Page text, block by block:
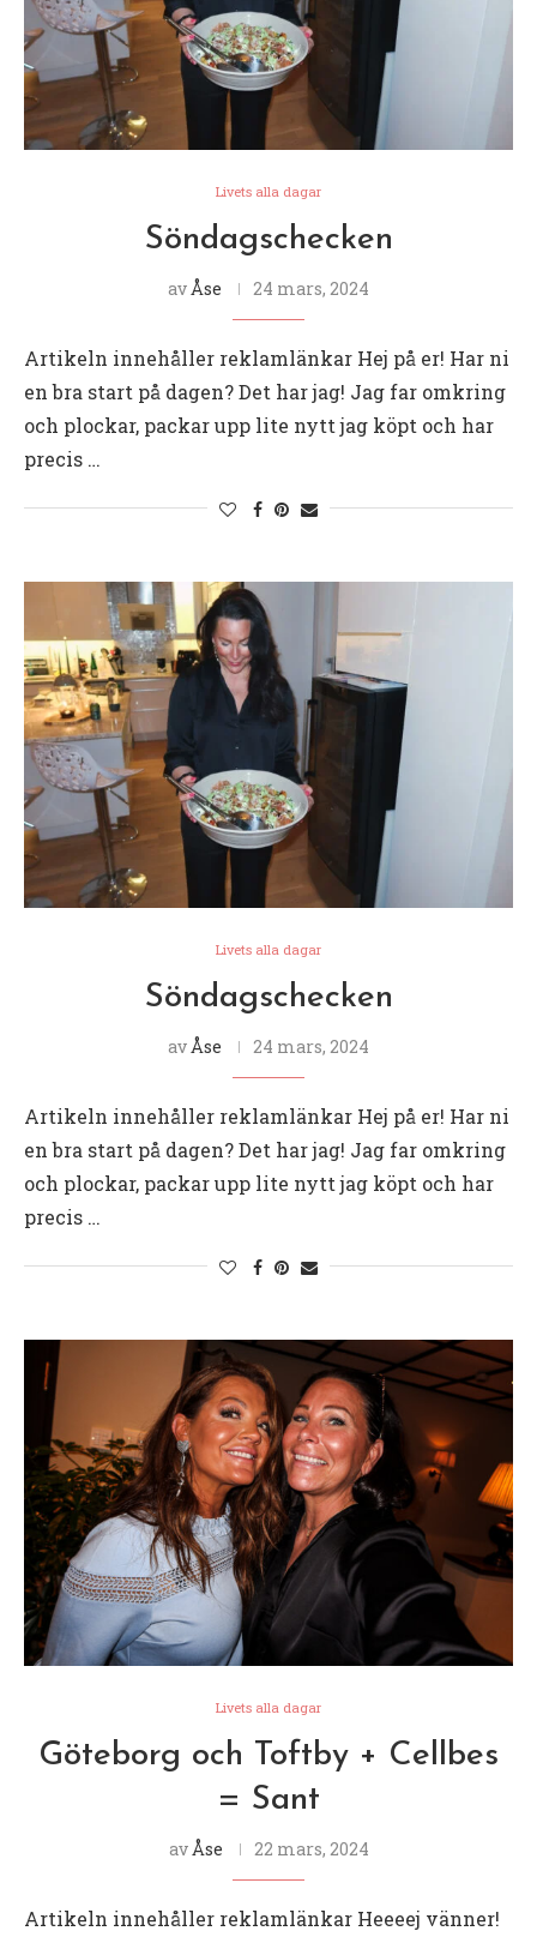
Livets alla dagar
Söndagschecken
av Åse 24 mars, 2024
Artikeln innehåller reklamlänkar Hej på er! Har ni
en bra start på dagen? Det har jag! Jag far omkring
och plockar, packar upp lite nytt jag köpt och har
precis …
Livets alla dagar
Söndagschecken
av Åse 24 mars, 2024
Artikeln innehåller reklamlänkar Hej på er! Har ni
en bra start på dagen? Det har jag! Jag far omkring
och plockar, packar upp lite nytt jag köpt och har
precis …
Livets alla dagar
Göteborg och Toftby + Cellbes
= Sant
av Åse 22 mars, 2024
Artikeln innehåller reklamlänkar Heeeej vänner!